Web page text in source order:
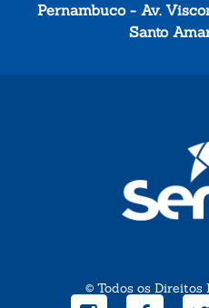
Pernambuco - Av.
Santo
© Todos os Direitos